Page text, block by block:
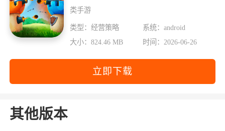
类手游
类型：经营策略
系统：android
大小：824.46 MB
时间：2026-06-26
立即下载
其他版本